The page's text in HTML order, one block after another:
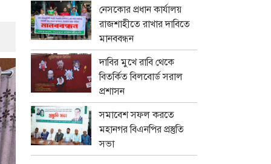
নেসকোর প্রধান কার্যালয়
রাজশাহীতে রাখার দাবিতে
মানববন্ধন
দাবির মুখে রাবি থেকে
বিতর্কিত বিলবোর্ড সরাল
প্রশাসন
সমাবেশ সফল করতে
মহানগর বিএনপির প্রস্তুতি
সভা